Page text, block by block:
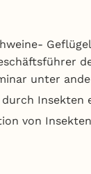
unter
Insekten
von